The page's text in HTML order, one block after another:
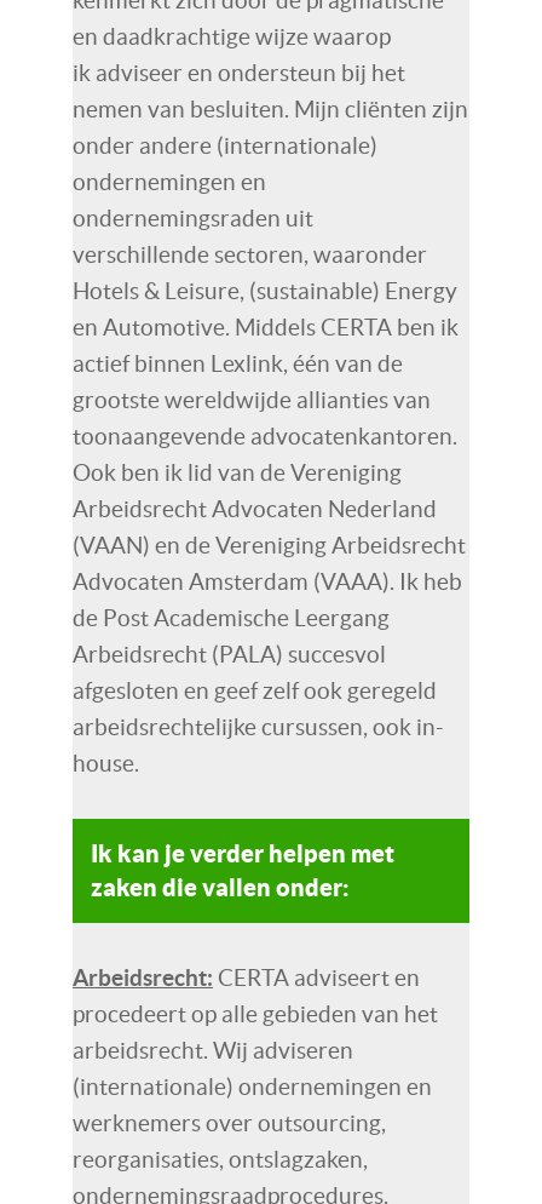
en daadkrachtige wijze waarop
ik adviseer en ondersteun bij het
nemen van besluiten. Mijn cliënten zijn
onder andere (internationale)
ondernemingen en
ondernemingsraden uit
verschillende sectoren, waaronder
Hotels & Leisure, (sustainable) Energy
en Automotive. Middels CERTA ben ik
actief binnen Lexlink, één van de
grootste wereldwijde allianties van
toonaangevende advocatenkantoren.
Ook ben ik lid van de Vereniging
Arbeidsrecht Advocaten Nederland
(VAAN) en de Vereniging Arbeidsrecht
Advocaten Amsterdam (VAAA). Ik heb
de Post Academische Leergang
Arbeidsrecht (PALA) succesvol
afgesloten en geef zelf ook geregeld
arbeidsrechtelijke cursussen, ook in-
house.
Ik kan je verder helpen met
zaken die vallen onder:
Arbeidsrecht: CERTA adviseert en
procedeert op alle gebieden van het
arbeidsrecht. Wij adviseren
(internationale) ondernemingen en
werknemers over outsourcing,
reorganisaties, ontslagzaken,
ondernemingsraadprocedures,